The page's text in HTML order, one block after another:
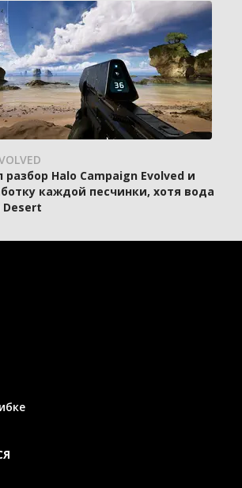
Halo Campaign Evolved и
каждой песчинки, хотя вода
Desert